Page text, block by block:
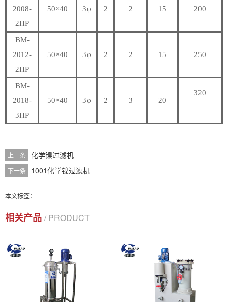
2008-
2HP
50×40 3φ 2 2 15 200
BM-
2012-
2HP
50×40 3φ 2 2 15 250
BM-
2018-
3HP
50×40 3φ 2 3 20
320
上一条 化学镍过滤机
下一条 1001化学镍过滤机
本文标签：
相关产品 / PRODUCT